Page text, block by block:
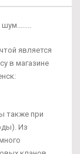
является
в магазине
также при
Из